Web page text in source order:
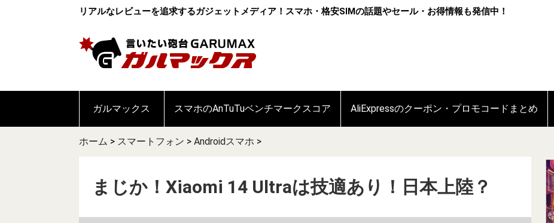
リアルなレビューを追求するガジェットメディア！スマホ・格安SIMの話題やセール・お得情報も発信中！
ガルマックス スマホのAnTuTuベンチマークスコア AliExpressのクーポン・プロモコードまとめ
ホーム > スマートフォン > Androidスマホ >
まじか！Xiaomi 14 Ultraは技適あり！日本上陸？